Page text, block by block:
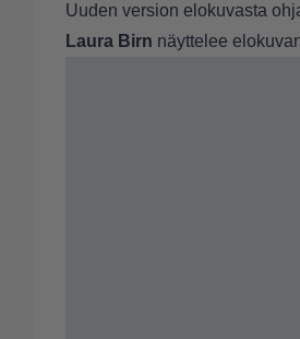
Uuden version elokuvasta
Laura Birn näyttelee